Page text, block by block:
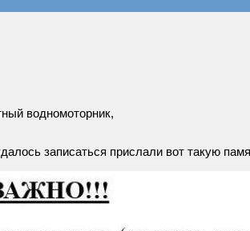
водномоторник,
записаться прислали вот такую